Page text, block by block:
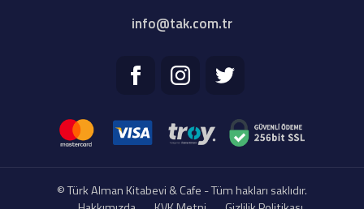
info@tak.com.tr
© Türk Alman Kitabevi & Cafe - Tüm hakları saklıdır.